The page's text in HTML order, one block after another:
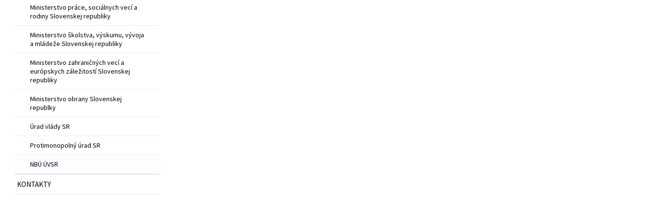
Ministerstvo práce, sociálnych vecí a
rodiny Slovenskej republiky
Ministerstvo školstva, výskumu, vývoja
a mládeže Slovenskej republiky
Ministerstvo zahraničných vecí a
európskych záležitostí Slovenskej
republiky
Ministerstvo obrany Slovenskej
republky
Úrad vlády SR
Protimonopolný úrad SR
NBÚ ÚVSR
KONTAKTY